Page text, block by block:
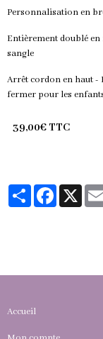
Personnalisation en
Entièrement doublé
sangle
Arrêt cordon en haut -
fermer pour les
39,00€ TTC
PartagerFacebook
X
Accueil